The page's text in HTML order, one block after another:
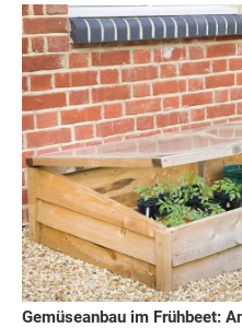
Gemüseanbau im Frühbeet: